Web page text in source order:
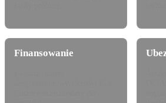
Finansowanie